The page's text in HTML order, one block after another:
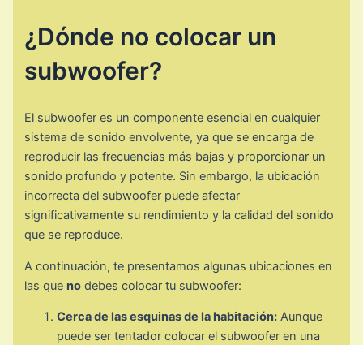
¿Dónde no colocar un
subwoofer?
El subwoofer es un componente esencial en cualquier
sistema de sonido envolvente, ya que se encarga de
reproducir las frecuencias más bajas y proporcionar un
sonido profundo y potente. Sin embargo, la ubicación
incorrecta del subwoofer puede afectar
significativamente su rendimiento y la calidad del sonido
que se reproduce.
A continuación, te presentamos algunas ubicaciones en
las que no debes colocar tu subwoofer:
Cerca de las esquinas de la habitación: Aunque
puede ser tentador colocar el subwoofer en una